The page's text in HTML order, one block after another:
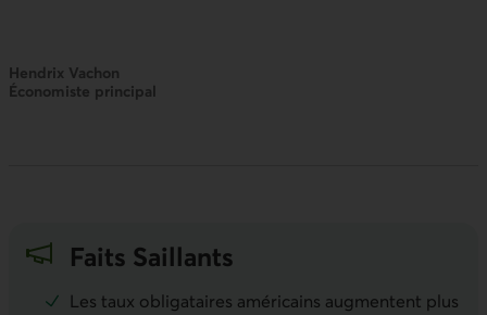
Hendrix Vachon
Économiste principal
Faits Saillants
Les taux obligataires américains augmentent plus